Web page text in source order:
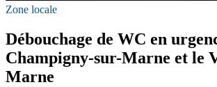
Zone locale
Débouchage de WC en
Champigny-sur-Marne et le
Marne